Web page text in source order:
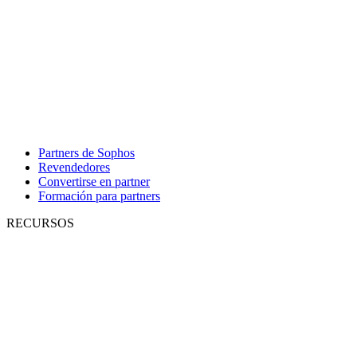
Partners de Sophos
Revendedores
Convertirse en partner
Formación para partners
RECURSOS